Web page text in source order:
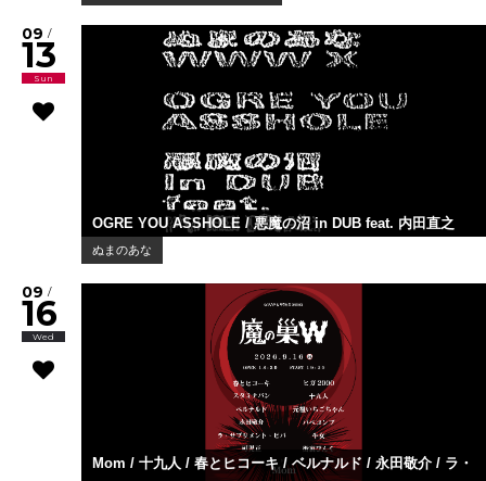
09 /
13
Sun
OGRE YOU ASSHOLE / 悪魔の沼 in DUB feat. 内田直之
ぬまのあな
09 /
16
Wed
Mom / 十九人 / 春とヒコーキ / ベルナルド / 永田敬介 / ラ・